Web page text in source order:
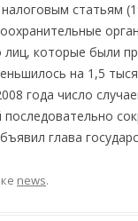
статьям
лиц, которые были
на 1,5
года число
глава
news.